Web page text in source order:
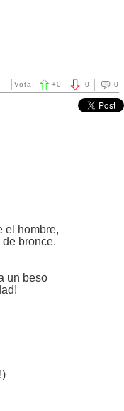
0
-0
Vota: +0
el hombre,
bronce.
un beso